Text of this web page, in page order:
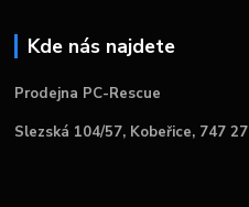
Kde nás najdete
Prodejna PC-Rescue
Slezská 104/57, Kobeřice, 747 27